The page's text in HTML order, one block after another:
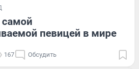
самой
певицей в мире
167 Обсудить